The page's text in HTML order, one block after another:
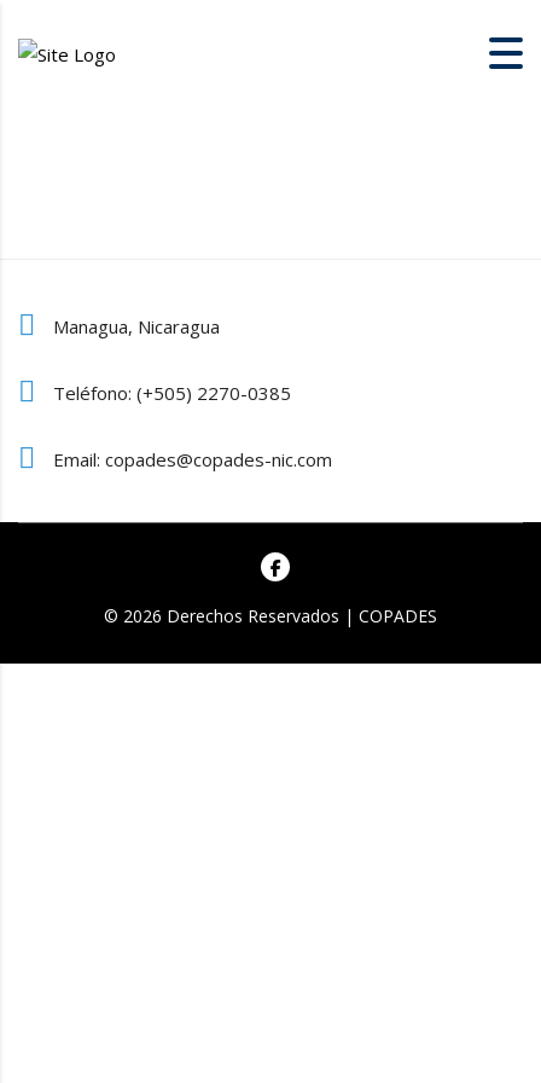
Managua, Nicaragua
Teléfono: (+505) 2270-0385
Email: copades@copades-nic.com
© 2026 Derechos Reservados | COPADES